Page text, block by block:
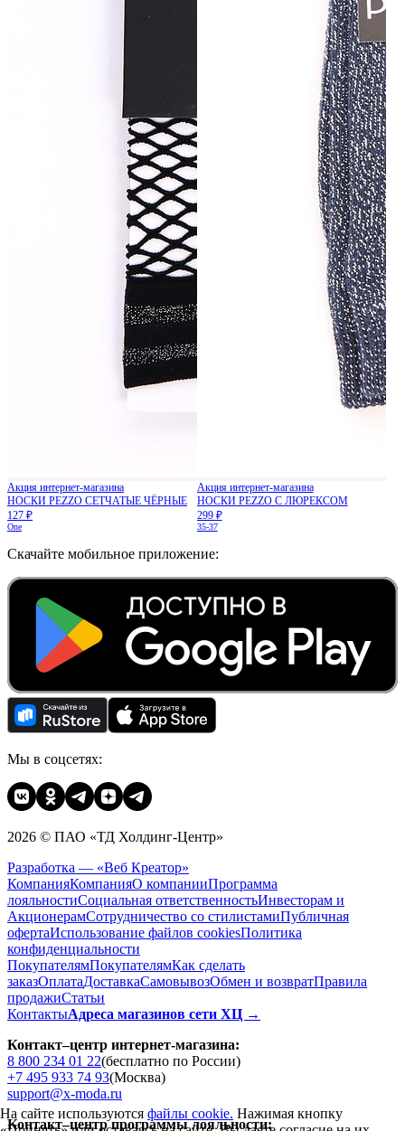
Акция интернет-магазина
НОСКИ PEZZO СЕТЧАТЫЕ ЧЁРНЫЕ
127 ₽
One
Акция интернет-магазина
НОСКИ PEZZO С ЛЮРЕКСОМ
299 ₽
35-37
Скачайте мобильное приложение:
Мы в соцсетях:
2026 © ПАО «ТД Холдинг-Центр»
Разработка — «Веб Креатор»
КомпанияКомпанияО компанииПрограмма
лояльностиСоциальная ответственностьИнвесторам и
АкционерамСотрудничество со стилистамиПубличная
офертаИспользование файлов cookiesПолитика
конфиденциальности
ПокупателямПокупателямКак сделать
заказОплатаДоставкаCамовывозОбмен и возвратПравила
продажиСтатьи
КонтактыАдреса магазинов сети ХЦ →
Контакт–центр интернет-магазина:
8 800 234 01 22(бесплатно по России)
+7 495 933 74 93(Москва)
support@x-moda.ru
Контакт–центр программы лояльности:
На сайте используются файлы cookie. Нажимая кнопку